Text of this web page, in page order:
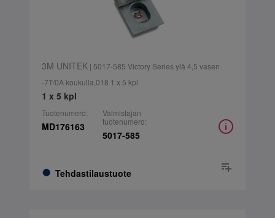
3M UNITEK| 5017-585 Victory Series ylä 4,5 vasen
-7T/0A koukulla,018 1 x 5 kpl
1 x 5 kpl
Tuotenumero:
MD176163
Tehdastilaustuote
Valmistajan
tuotenumero:
5017-585